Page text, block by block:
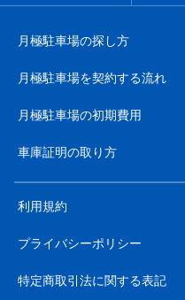
月極駐車場の探し方
月極駐車場を契約する流れ
月極駐車場の初期費用
車庫証明の取り方
利用規約
プライバシーポリシー
特定商取引法に関する表記